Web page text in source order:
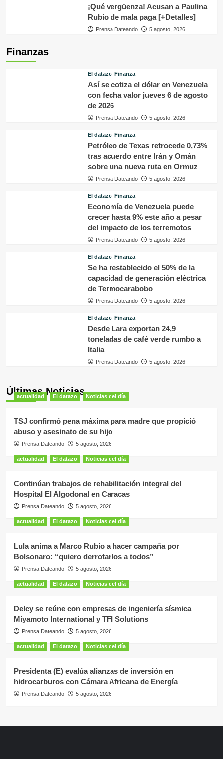
¡Qué vergüenza! Acusan a Paulina
Rubio de mala paga [+Detalles]
Prensa Dateando 5 agosto, 2026
Finanzas
El datazo Finanza
Así se cotiza el dólar en Venezuela
con fecha valor jueves 6 de agosto
de 2026
Prensa Dateando 5 agosto, 2026
El datazo Finanza
Petróleo de Texas retrocede 0,73%
tras acuerdo entre Irán y Omán
sobre una nueva ruta en Ormuz
Prensa Dateando 5 agosto, 2026
El datazo Finanza
Economía de Venezuela puede
crecer hasta 9% este año a pesar
del impacto de los terremotos
Prensa Dateando 5 agosto, 2026
El datazo Finanza
Se ha restablecido el 50% de la
capacidad de generación eléctrica
de Termocarabobo
Prensa Dateando 5 agosto, 2026
El datazo Finanza
Desde Lara exportan 24,9
toneladas de café verde rumbo a
Italia
Prensa Dateando 5 agosto, 2026
Últimas Noticias
actualidad El datazo Noticias del día
TSJ confirmó pena máxima para madre que propició
abuso y asesinato de su hijo
Prensa Dateando 5 agosto, 2026
actualidad El datazo Noticias del día
Continúan trabajos de rehabilitación integral del
Hospital El Algodonal en Caracas
Prensa Dateando 5 agosto, 2026
actualidad El datazo Noticias del día
Lula anima a Marco Rubio a hacer campaña por
Bolsonaro: “quiero derrotarlos a todos”
Prensa Dateando 5 agosto, 2026
actualidad El datazo Noticias del día
Delcy se reúne con empresas de ingeniería sísmica
Miyamoto International y TFI Solutions
Prensa Dateando 5 agosto, 2026
actualidad El datazo Noticias del día
Presidenta (E) evalúa alianzas de inversión en
hidrocarburos con Cámara Africana de Energía
Prensa Dateando 5 agosto, 2026